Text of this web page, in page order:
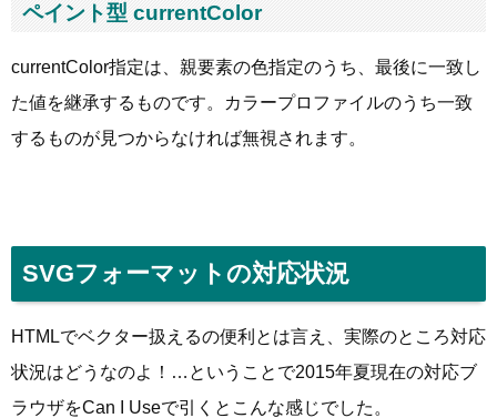
ペイント型 currentColor
currentColor指定は、親要素の色指定のうち、最後に一致し
た値を継承するものです。カラープロファイルのうち一致
するものが見つからなければ無視されます。
SVGフォーマットの対応状況
HTMLでベクター扱えるの便利とは言え、実際のところ対応
状況はどうなのよ！…ということで2015年夏現在の対応ブ
ラウザをCan I Useで引くとこんな感じでした。